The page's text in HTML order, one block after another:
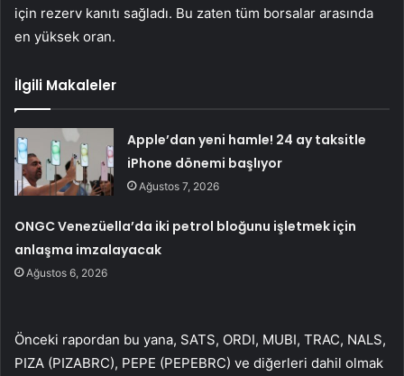
için rezerv kanıtı sağladı. Bu zaten tüm borsalar arasında
en yüksek oran.
İlgili Makaleler
Apple’dan yeni hamle! 24 ay taksitle
iPhone dönemi başlıyor
Ağustos 7, 2026
ONGC Venezüella’da iki petrol bloğunu işletmek için
anlaşma imzalayacak
Ağustos 6, 2026
Önceki rapordan bu yana, SATS, ORDI, MUBI, TRAC, NALS,
PIZA (PIZABRC), PEPE (PEPEBRC) ve diğerleri dahil olmak